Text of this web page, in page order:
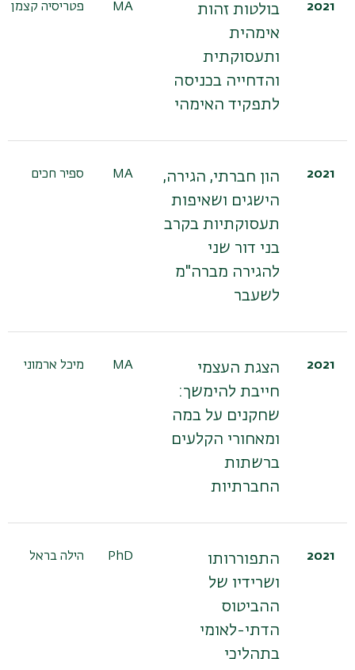
2021
בולטות זהות
אימהית
ותעסוקתית
והדחייה בכניסה
לתפקיד האימהי
MA פטריסיה קצמן
2021
הון חברתי, הגירה,
הישגים ושאיפות
תעסוקתיות בקרב
בני דור שני
להגירה מברה"מ
לשעבר
MA ספיר חכים
2021
הצגת העצמי
חייבת להימשך:
שחקנים על במה
ומאחורי הקלעים
ברשתות
החברתיות
MA מיכל ארמוני
2021
התפוררותו
ושרידיו של
ההביטוס
הדתי-לאומי
בתהליכי
PhD הילה בראל